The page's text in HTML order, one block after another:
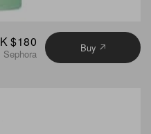
$180
Sephora Buy